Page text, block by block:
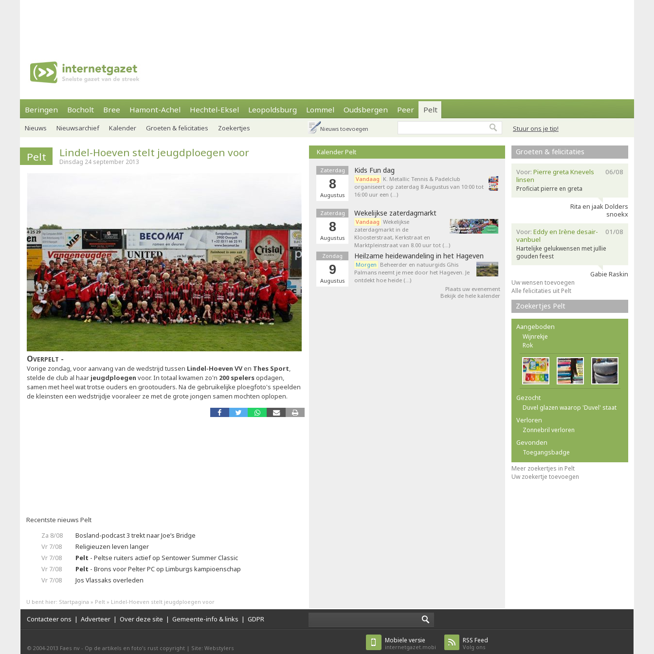
Beringen Bocholt Bree Hamont-Achel Hechtel-Eksel Leopoldsburg Lommel Oudsbergen Peer Pelt
Stuur ons je tip!
Nieuws Nieuwsarchief Kalender Groeten & felicitaties Zoekertjes Nieuws toevoegen
Pelt Lindel-Hoeven stelt jeugdploegen voor
Dinsdag 24 september 2013
Overpelt
Vorige zondag, voor aanvang van de wedstrijd tussen Lindel-Hoeven VVen Thes Sport,
stelde de club al haar jeugdploegen voor. In totaal kwamen zo'n 200 spelersopdagen,
samen met heel wat trotse ouders en grootouders. Na de gebruikelijke ploegfoto's speelden
de kleinsten een wedstrijdje vooraleer ze met de grote jongen samen mochten oplopen.
Recentste nieuws Pelt
Za 8/08
Bosland-podcast 3 trekt naar Joe’s Bridge
Vr 7/08
Religieuzen leven langer
Vr 7/08
Pelt - Peltse ruiters actief op Sentower Summer Classic
Vr 7/08
Pelt - Brons voor Pelter PC op Limburgs kampioenschap
Vr 7/08
Jos Vlassaks overleden
Kalender Pelt
Zaterdag
8
Augustus
Kids Fun dag
Vandaag K. Metallic Tennis & Padelclub
organiseert op zaterdag 8 Augustus van 10:00 tot
16:00 uur een (…)
Zaterdag
8
Augustus
Wekelijkse zaterdagmarkt
Vandaag Wekelijkse
zaterdagmarkt in de
Kloosterstraat, Kerkstraat en
Marktpleinstraat van 8.00 uur tot (…)
Zondag
9
Augustus
Heilzame heidewandeling in het Hageven
Morgen Beheerder en natuurgids Ghis
Palmans neemt je mee door het Hageven. Je
ontdekt hoe heide (…)
Plaats uw evenement
Bekijk de hele kalender
Groeten & felicitaties
06/08
Voor: Pierre greta Knevels
linsen
Proficiat pierre en greta
Rita en jaak Dolders
snoekx
01/08
Voor: Eddy en Irène desair-
vanbuel
Hartelijke gelukwensen met jullie
gouden feest
Gabie Raskin
Uw wensen toevoegen
Alle felicitaties uit Pelt
Zoekertjes Pelt
Aangeboden
Wijnrekje
Rok
Gezocht
Duvel glazen waarop 'Duvel' staat
Verloren
Zonnebril verloren
Gevonden
Toegangsbadge
Meer zoekertjes in Pelt
Uw zoekertje toevoegen
U bent hier: Startpagina » Pelt » Lindel-Hoeven stelt jeugdploegen voor
Contacteer ons | Adverteer | Over deze site | Gemeente-info & links | GDPR
© 2004-2013 Faes nv - Op de artikels en foto’s rust copyright | Site: Webstylers
RSS Feed
Volg ons
Mobiele versie
internetgazet.mobi